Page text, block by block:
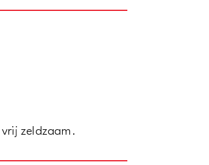
zeldzaam.